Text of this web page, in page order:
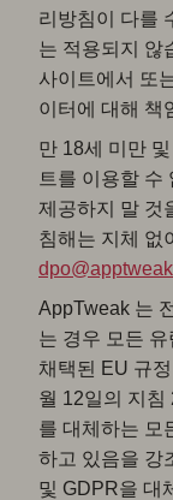
리방침이 다를
는 적용되지 않
사이트에서 또
이터에 대해 책
만 18세 미만
트를 이용할 수
제공하지 말 것
침해는 지체 없
AppTweak 는
는 경우 모든
채택된 EU 규
월 12일의 지침
를 대체하는 모
하고 있음을 강
및 GDPR을 대